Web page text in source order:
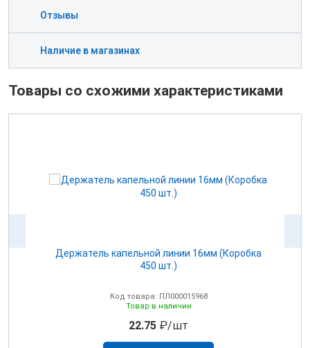
Отзывы
Наличие в магазинах
Товары со схожими характеристиками
Держатель капельной линии 16мм (Коробка
450 шт.)
Код товара: ПЛ000015968
Товар в наличии
22.75 ₽/шт